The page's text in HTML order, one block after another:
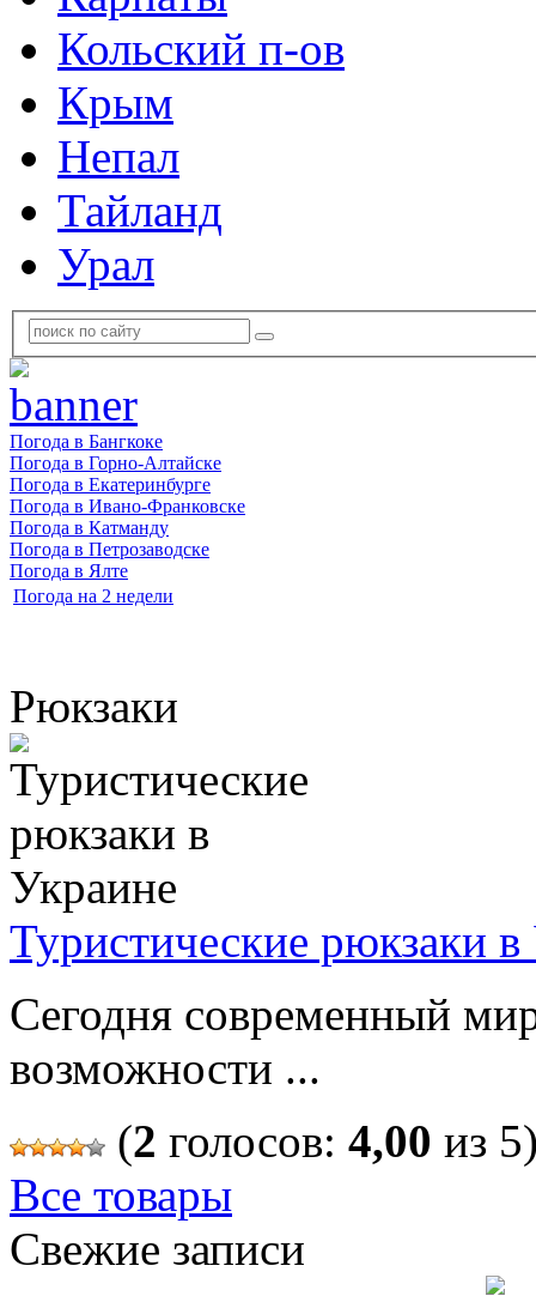
Кольский п-ов
Крым
Непал
Тайланд
Урал
Погода в Бангкоке
Погода в Горно-Алтайске
Погода в Екатеринбурге
Погода в Ивано-Франковске
Погода в Катманду
Погода в Петрозаводске
Погода в Ялте
Погода на 2 недели
Рюкзаки
Туристические рюкзаки
Сегодня современный
возможности ...
(2 голосов: 4,00 из
Все товары
Свежие записи